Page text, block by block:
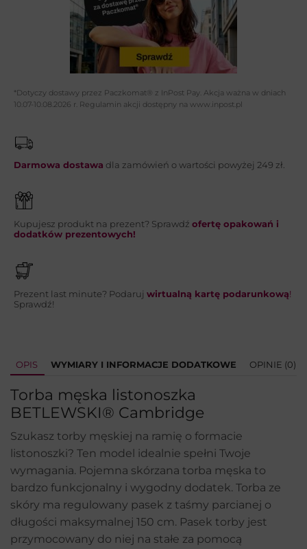
Adres email*:
Wiadomość*:
WYŚLIJ
*Dotyczy dostawy przez Paczkomat® z InPost Pay. Akcja ważna w dniach
10.07-10.08.2026 r. Regulamin akcji dostępny na www.inpost.pl
Darmowa dostawa dla zamówień o wartości powyżej 249 zł.
Kupujesz produkt na prezent? Sprawdź ofertę opakowań i
dodatków prezentowych!
Prezent last minute? Podaruj wirtualną kartę podarunkową!
Sprawdź!
OPIS WYMIARY I INFORMACJE DODATKOWE OPINIE (0)
Torba męska listonoszka
BETLEWSKI® Cambridge
Szukasz torby męskiej na ramię o formacie
listonoszki? Ten model idealnie spełni Twoje
wymagania. Pojemna skórzana torba męska to
bardzo funkcjonalny i wygodny dodatek. Torba ze
skóry ma regulowany pasek z taśmy parcianej o
długości maksymalnej 150 cm. Pasek torby jest
przymocowany do niej na stałe za pomocą